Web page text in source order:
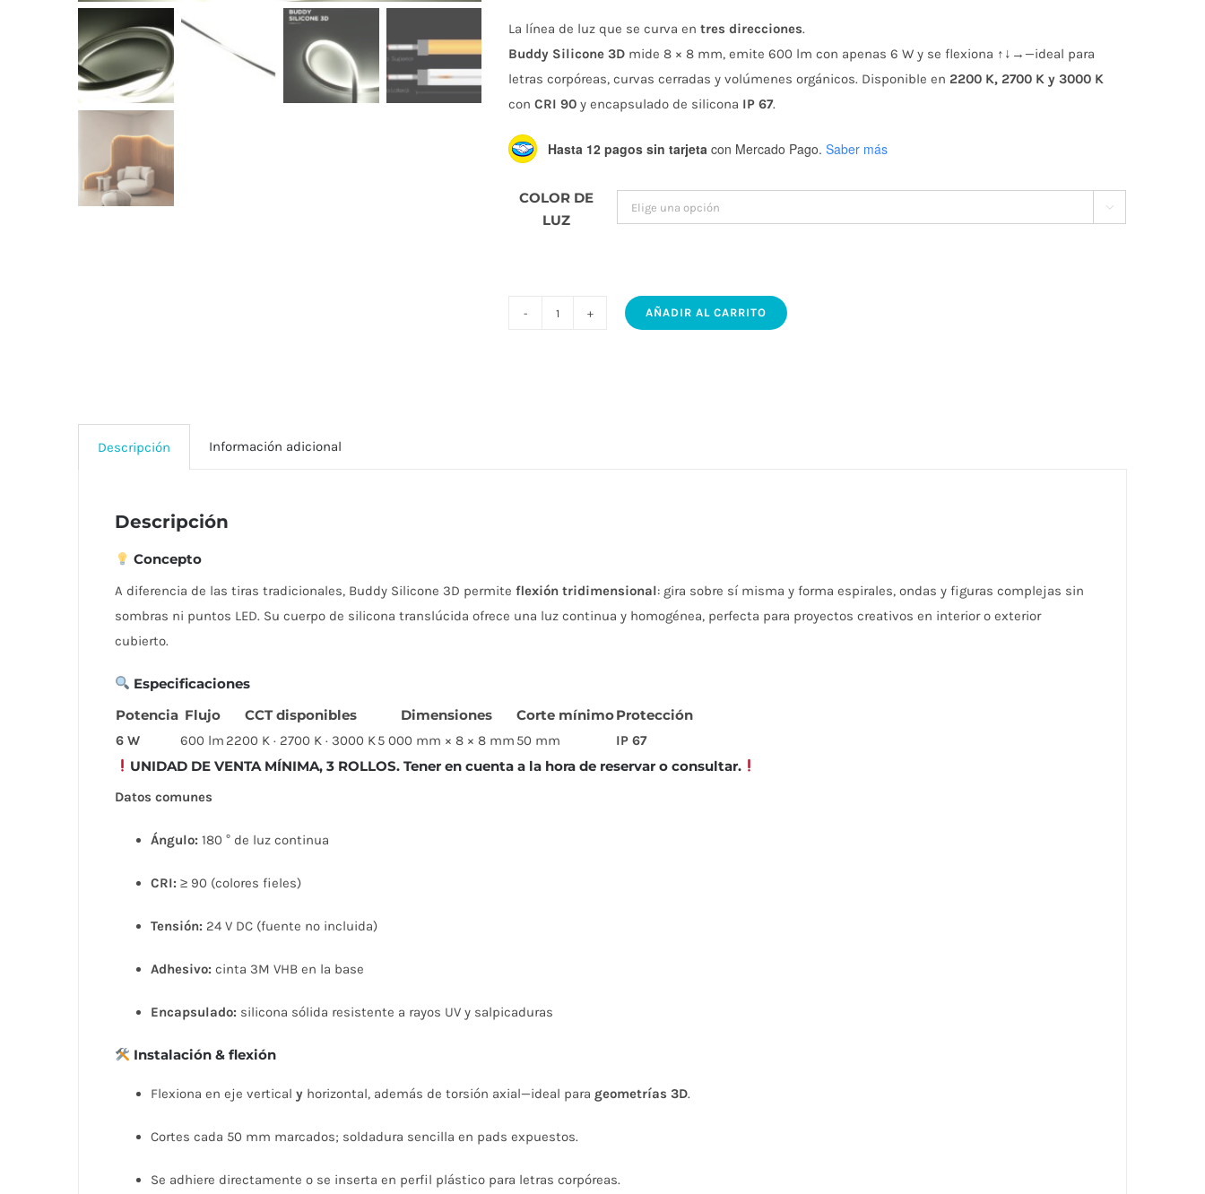
La línea de luz que se curva en tres direcciones.
Buddy Silicone 3D mide 8 × 8 mm, emite 600 lm con apenas 6 W y se flexiona ↑↓→—ideal para
letras corpóreas, curvas cerradas y volúmenes orgánicos. Disponible en 2200 K, 2700 K y 3000 K
con CRI 90 y encapsulado de silicona IP 67.
Hasta 12 pagos sin tarjeta con Mercado Pago. Saber más
COLOR DE
LUZ

(5
m)
AÑADIR AL CARRITO
Descripción Información adicional
Descripción
Concepto
A diferencia de las tiras tradicionales, Buddy Silicone 3D permite flexión tridimensional: gira sobre sí misma y forma espirales, ondas y figuras complejas sin
sombras ni puntos LED. Su cuerpo de silicona translúcida ofrece una luz continua y homogénea, perfecta para proyectos creativos en interior o exterior
cubierto.
Especificaciones
Potencia Flujo CCT disponibles Dimensiones Corte mínimoProtección
6 W 600 lm 2200 K · 2700 K · 3000 K5 000 mm × 8 × 8 mm 50 mm IP 67
UNIDAD DE VENTA MÍNIMA, 3 ROLLOS. Tener en cuenta a la hora de reservar o consultar.
Datos comunes
Ángulo: 180 ° de luz continua
CRI: ≥ 90 (colores fieles)
Tensión: 24 V DC (fuente no incluida)
Adhesivo: cinta 3M VHB en la base
Encapsulado: silicona sólida resistente a rayos UV y salpicaduras
Instalación & flexión
Flexiona en eje vertical y horizontal, además de torsión axial—ideal para geometrías 3D.
Cortes cada 50 mm marcados; soldadura sencilla en pads expuestos.
Se adhiere directamente o se inserta en perfil plástico para letras corpóreas.